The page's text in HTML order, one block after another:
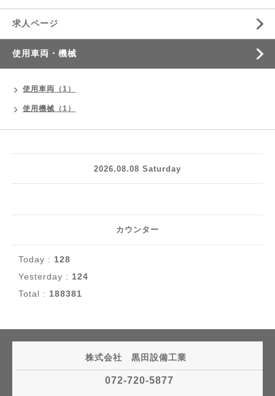
求人ページ
使用車両・機械
使用車両（1）
使用機械（1）
2026.08.08 Saturday
カウンター
Today : 128
Yesterday : 124
Total : 188381
株式会社 黒田設備工業
072-720-5877